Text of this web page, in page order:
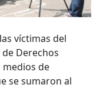
víctimas del
Derechos
medios de
se sumaron al